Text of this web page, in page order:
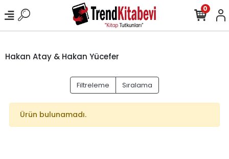
0
Hakan Atay & Hakan Yücefer
Filtreleme Sıralama
Ürün bulunamadı.